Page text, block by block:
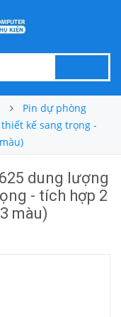
Pin dự phòng
kế sang trọng -
dung lượng
- tích hợp 2
màu)